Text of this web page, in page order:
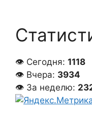
👁 Сегодня: 1118
👁 Вчера: 3934
👁 За неделю: